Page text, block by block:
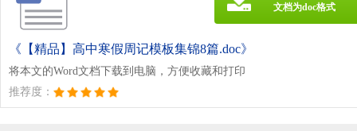
《【精品】高中寒假周记模板集锦8篇.doc》
将本文的Word文档下载到电脑，方便收藏和打印
推荐度：
文档为doc格式